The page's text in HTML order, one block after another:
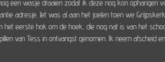
een wasje draaien zodat ik deze nog kon
adresje. Jet was al aan het joelen toen we
het eerste hok om de hoek, die nog nat is van het
van Tess in ontvangst genomen. Ik neem